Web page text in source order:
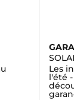
Les
l'été